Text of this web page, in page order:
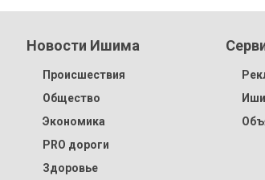
Новости Ишима
Происшествия
Общество
Экономика
PRO дороги
Здоровье